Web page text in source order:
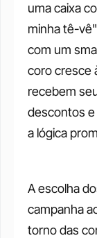
uma caixa
minha tê-
com um
coro cresce
recebem
descontos
a lógica
A escolha
campanha
torno das